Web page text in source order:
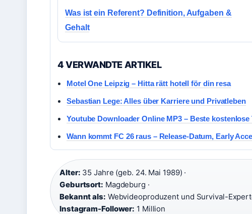
Was ist ein Referent? Definition, Aufgaben &
Gehalt
4 VERWANDTE ARTIKEL
Motel One Leipzig – Hitta rätt hotell för din resa
Sebastian Lege: Alles über Karriere und Privatleben
Youtube Downloader Online MP3 – Beste kostenlose
Wann kommt FC 26 raus – Release-Datum, Early
Alter: 35 Jahre (geb. 24. Mai 1989) ·
Geburtsort: Magdeburg ·
Bekannt als: Webvideoproduzent und Survival-
Instagram-Follower: 1 Million